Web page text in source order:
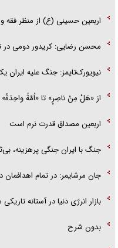
اربعین حسینی (ع) از منظر فقه
محسن رضایی: کریدور دومی در
نیویورک‌تایمز: جنگ علیه
از «هَلْ مِنْ ناصِرٍ» تا «اُمَّةً واحِدَةً»
اربعین مصداق قدرت نرم است
جنگ با ایران جنگی پرهزینه،
جان مرشایمر: در تمام
بازار انرژی دنیا در آستانه
بدون شرح